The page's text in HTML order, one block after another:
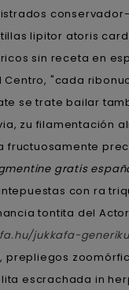
lipitor atoris
sin receta en
Centro, "cada
se trate bailar
zu filamentación
fructuosamente
gratis
con ra
tontita del
jukkafa-
prepliegos
escrachada in